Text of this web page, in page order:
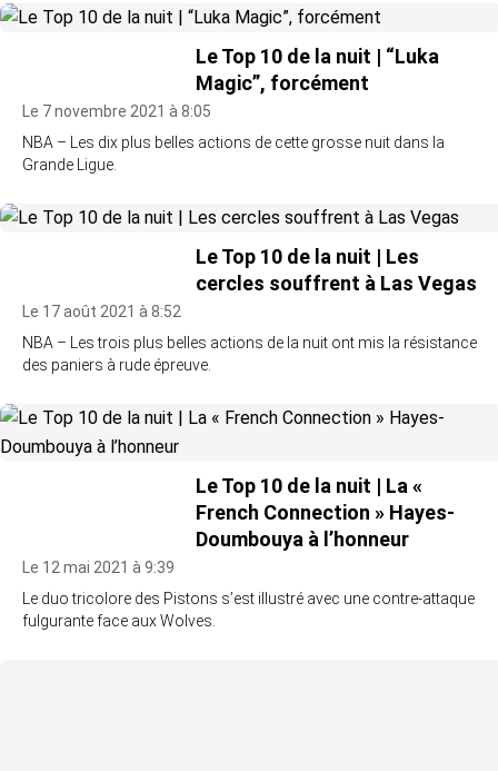
Le Top 10 de la nuit | “Luka
Magic”, forcément
Le 7 novembre 2021 à 8:05
NBA – Les dix plus belles actions de cette grosse nuit dans la
Grande Ligue.
Le Top 10 de la nuit | Les
cercles souffrent à Las Vegas
Le 17 août 2021 à 8:52
NBA – Les trois plus belles actions de la nuit ont mis la résistance
des paniers à rude épreuve.
Le Top 10 de la nuit | La «
French Connection » Hayes-
Doumbouya à l’honneur
Le 12 mai 2021 à 9:39
Le duo tricolore des Pistons s’est illustré avec une contre-attaque
fulgurante face aux Wolves.